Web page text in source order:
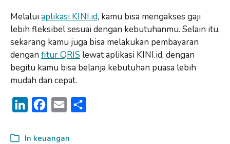
Melaluiaplikasi KINI.id, kamu bisa mengakses gaji
lebih fleksibel sesuai dengan kebutuhanmu. Selain itu,
sekarang kamu juga bisa melakukan pembayaran
dengan fitur QRIS lewat aplikasi KINI.id, dengan
begitu kamu bisa belanja kebutuhan puasa lebih
mudah dan cepat.
n
c
a
In keuangan